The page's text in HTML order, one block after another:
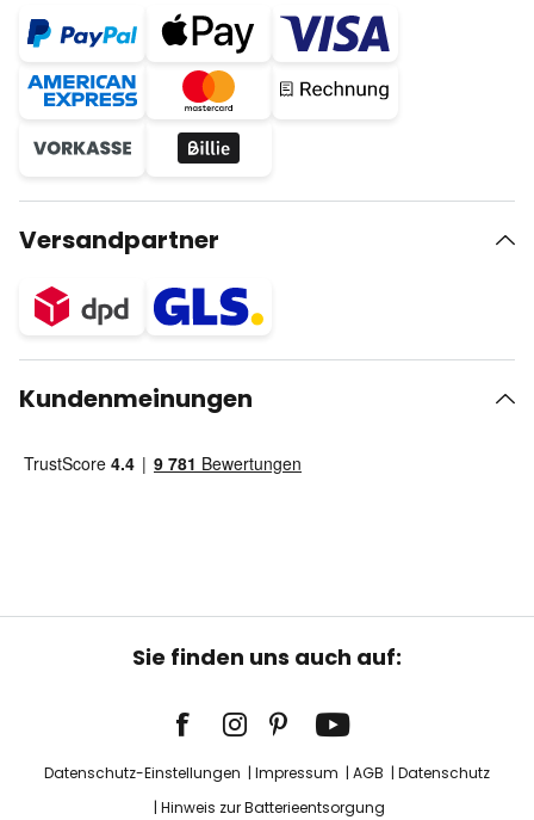
Versandpartner
Kundenmeinungen
Sie finden uns auch auf:
Datenschutz-Einstellungen Impressum AGB
Datenschutz
Hinweis zur Batterieentsorgung